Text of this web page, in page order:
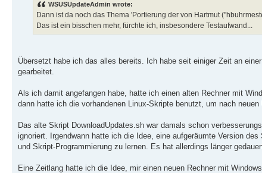
WSUSUpdateAdmin wrote:
Dann ist da noch das Thema 'Portierung der von Hartmut
Das ist ein bisschen mehr, fürchte ich, insbesondere Testaufwand...
Übersetzt habe ich das alles bereits. Ich habe seit einiger Zeit an
gearbeitet.
Als ich damit angefangen habe, hatte ich einen alten Rechner mit
dann hatte ich die vorhandenen Linux-Skripte benutzt, um nach
Das alte Skript DownloadUpdates.sh war damals schon
ignoriert. Irgendwann hatte ich die Idee, eine aufgeräumte Version
und Skript-Programmierung zu lernen. Es hat allerdings länger
Eine Zeitlang hatte ich die Idee, mir einen neuen Rechner mit